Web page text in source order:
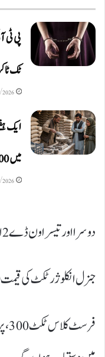
پی ٹی
ٹک
میں 100 روپے تک اضافہ
دوسرا اور تیسرا ون ڈے 2 اور 4 جون کو قذافی سٹیڈیم لاہور میں ہوگا۔
جنرل انکلوژر ٹکٹ کی قیمت 200 روپے مقرر۔